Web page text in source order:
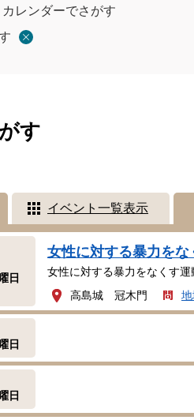
カレンダーでさがす
す
イベント一覧表示
日
女性に対する暴力をな
女性に対する暴力をなくす運
高島城 冠木門
日
日